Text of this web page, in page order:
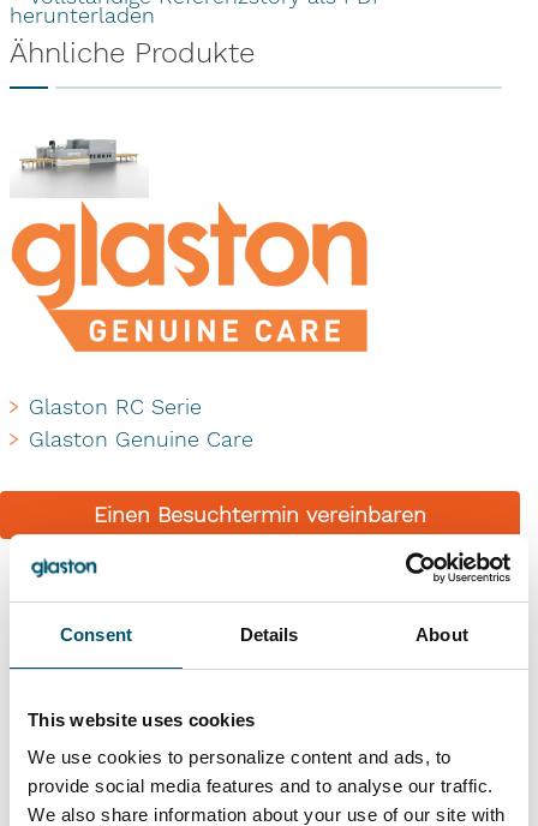
Consent Details About
This website uses cookies
We use cookies to personalize content and ads, to
provide social media features and to analyse our traffic.
We also share information about your use of our site with
herunterladen
Ähnliche Produkte
Glaston RC Serie
Glaston Genuine Care
Einen Besuchtermin vereinbaren